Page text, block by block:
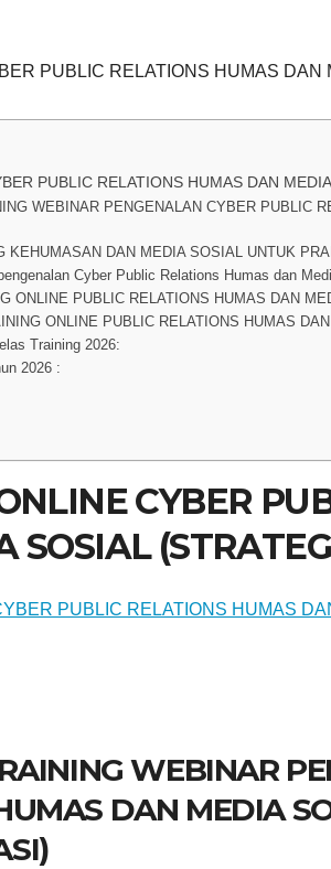
PUBLIC RELATIONS HUMAS
PUBLIC RELATIONS HUMAS DAN
WEBINAR PENGENALAN CYBER PUBLIC
KEHUMASAN DAN MEDIA SOSIAL UNTUK
Cyber Public Relations Humas dan
ONLINE PUBLIC RELATIONS HUMAS DAN
ONLINE PUBLIC RELATIONS HUMAS
Training 2026:
2026 :
CYBER
SOSIAL
WEBINAR
DAN MEDIA